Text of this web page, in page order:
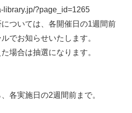
library.jp/?page_id=1265
ついては、各開催日の1週間前
でお知らせいたします。
場合は抽選になります。
各実施日の2週間前まで。